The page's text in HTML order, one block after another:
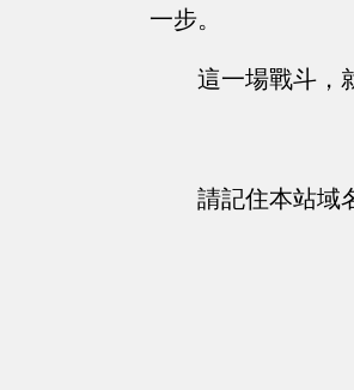
一步。
這一場戰斗，
請記住本站域